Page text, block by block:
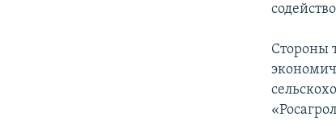
Стороны